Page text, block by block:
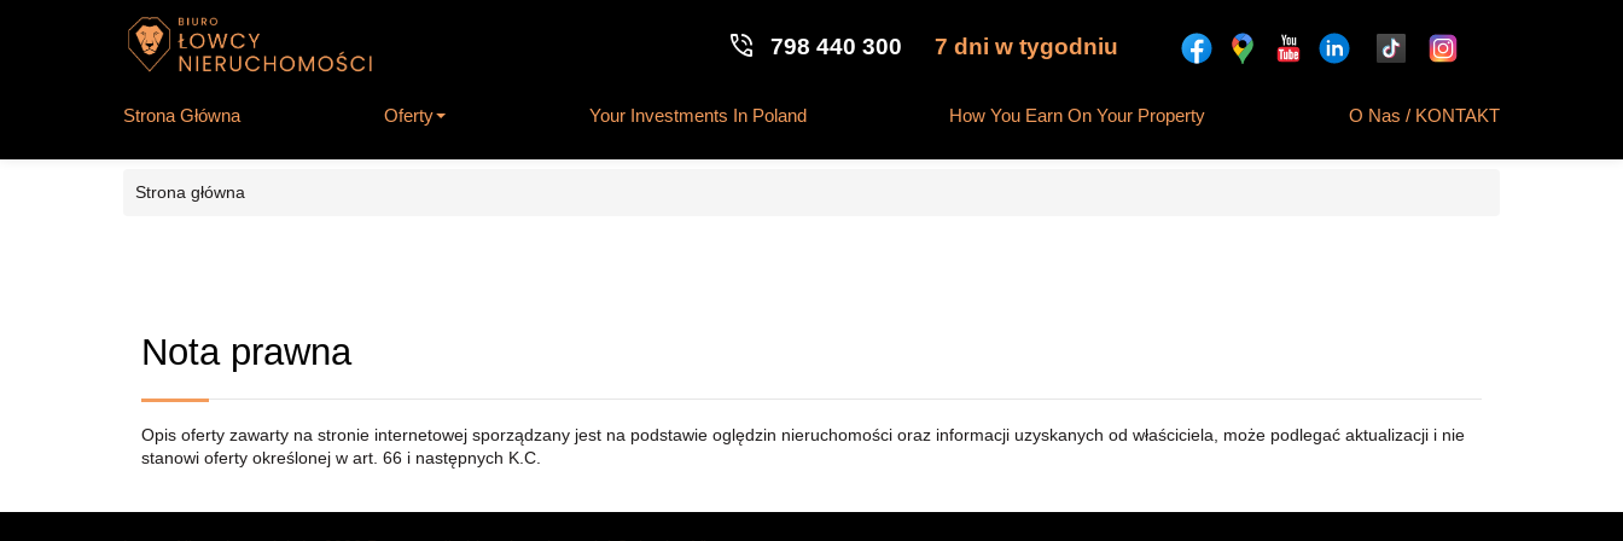
Strona Główna Oferty Your Investments In Poland How You Earn On Your Property O Nas / KONTAKT
phone_in_talk 798 440 300 7 dni w tygodniu
Strona główna
Nota prawna
Opis oferty zawarty na stronie internetowej sporządzany jest na podstawie oględzin nieruchomości oraz informacji uzyskanych od właściciela, może podlegać aktualizacji i nie
stanowi oferty określonej w art. 66 i następnych K.C.